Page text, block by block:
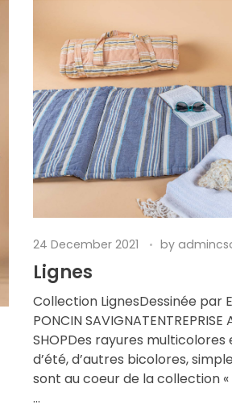
24 December 2021 by
Lignes
Collection LignesDessinée par
PONCIN SAVIGNATENTREPRISE
SHOPDes rayures
d’été, d’autres bicolores,
sont au coeur de la collection «
...